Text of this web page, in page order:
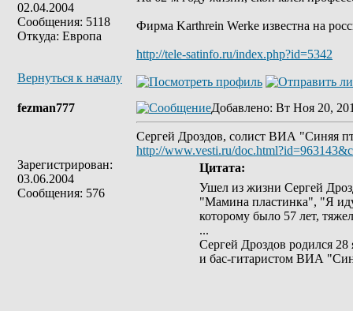
02.04.2004
Сообщения: 5118
Откуда: Европа
Фирма Karthrein Werke известна на
http://tele-satinfo.ru/index.php?id=5342
Вернуться к началу
fezman777
Зарегистрирован:
03.06.2004
Сообщения: 576
Добавлено: Вт Ноя 20,
Сергей Дроздов, солист ВИА "Синяя
http://www.vesti.ru/
Цитата:
Ушел из жизни Сергей
"Мамина пластинка", "Я
которому было 57 лет,
...
Сергей Дроздов родился
и бас-гитаристом ВИА